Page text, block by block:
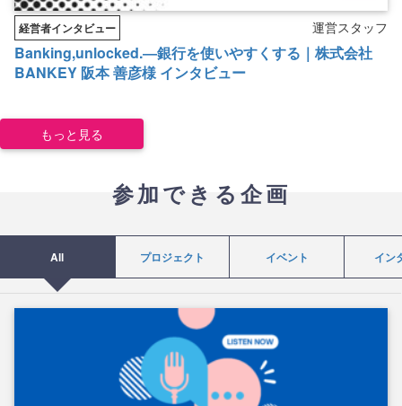
経営者インタビュー 運営スタッフ
Banking,unlocked.―銀行を使いやすくする｜株式会社
BANKEY 阪本 善彦様 インタビュー
もっと見る
参加できる企画
All プロジェクト イベント イン